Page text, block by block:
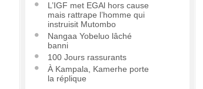
L’IGF met EGAl hors cause
mais rattrape l’homme qui
instruisit Mutombo
Nangaa Yobeluo lâché
banni
100 Jours rassurants
À Kampala, Kamerhe porte
la réplique